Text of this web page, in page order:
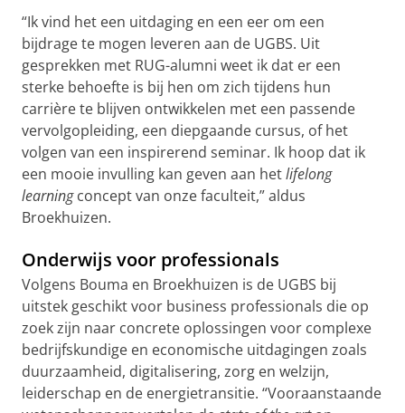
“Ik vind het een uitdaging en een eer om een
bijdrage te mogen leveren aan de UGBS. Uit
gesprekken met RUG-alumni weet ik dat er een
sterke behoefte is bij hen om zich tijdens hun
carrière te blijven ontwikkelen met een passende
vervolgopleiding, een diepgaande cursus, of het
volgen van een inspirerend seminar. Ik hoop dat ik
een mooie invulling kan geven aan hetlifelong
learningconcept van onze faculteit,” aldus
Broekhuizen.
Onderwijs voor professionals
Volgens Bouma en Broekhuizen is de UGBS bij
uitstek geschikt voor business professionals die op
zoek zijn naar concrete oplossingen voor complexe
bedrijfskundige en economische uitdagingen zoals
duurzaamheid, digitalisering, zorg en welzijn,
leiderschap en de energietransitie. “Vooraanstaande